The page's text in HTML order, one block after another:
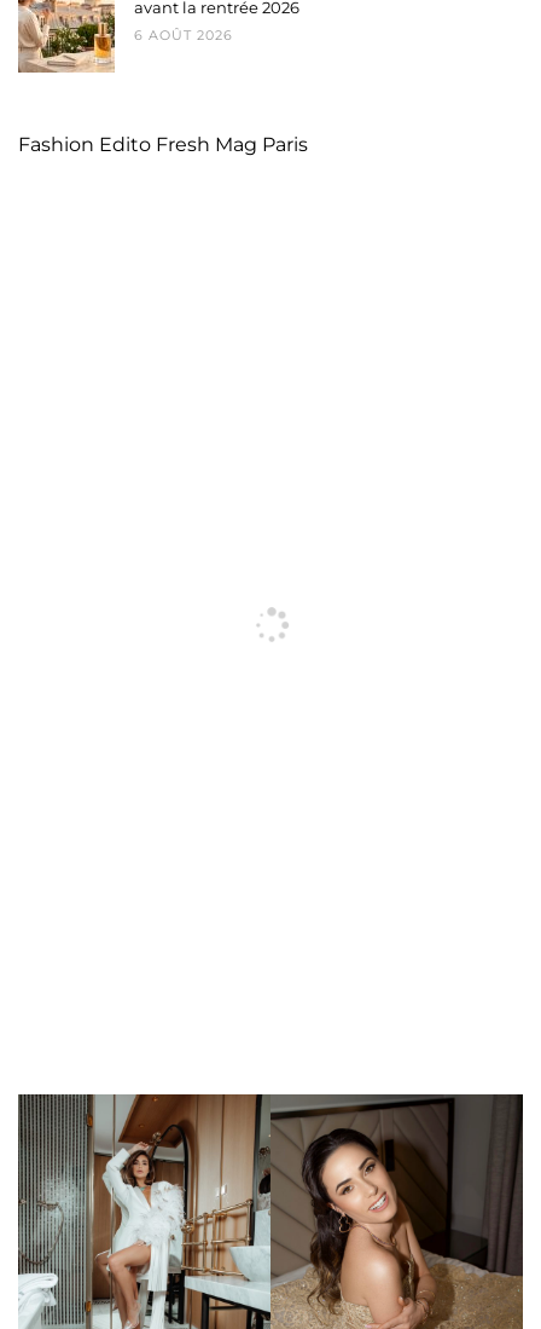
avant la rentrée 2026
6 AOÛT 2026
Fashion Edito Fresh Mag Paris